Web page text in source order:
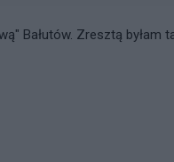
Bałutów. Zresztą byłam